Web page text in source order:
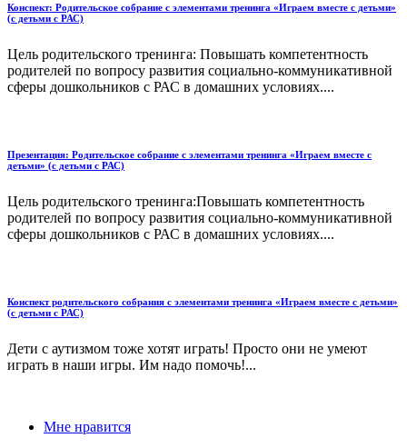
Конспект: Родительское собрание с элементами тренинга «Играем вместе с детьми»
(с детьми с РАС)
Цель родительского тренинга: Повышать компетентность
родителей по вопросу развития социально-коммуникативной
сферы дошкольников с РАС в домашних условиях....
Презентация: Родительское собрание с элементами тренинга «Играем вместе с
детьми» (с детьми с РАС)
Цель родительского тренинга:Повышать компетентность
родителей по вопросу развития социально-коммуникативной
сферы дошкольников с РАС в домашних условиях....
Конспект родительского собрания с элементами тренинга «Играем вместе с детьми»
(с детьми с РАС)
Дети с аутизмом тоже хотят играть! Просто они не умеют
играть в наши игры. Им надо помочь!...
Мне нравится